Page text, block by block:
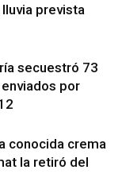
prevista
secuestró 73
por
conocida crema
la retiró del